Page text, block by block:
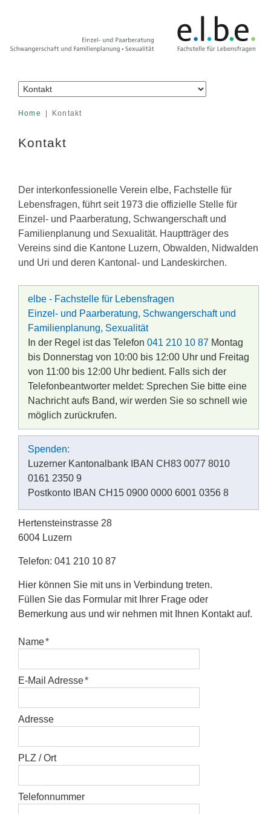
Home Kontakt
Kontakt
Der interkonfessionelle Verein elbe, Fachstelle für
Lebensfragen, führt seit 1973 die offizielle Stelle für
Einzel- und Paarberatung, Schwangerschaft und
Familienplanung und Sexualität. Hauptträger des
Vereins sind die Kantone Luzern, Obwalden, Nidwalden
und Uri und deren Kantonal- und Landeskirchen.
elbe - Fachstelle für Lebensfragen
Einzel- und Paarberatung, Schwangerschaft und
Familienplanung, Sexualität
In der Regel ist das Telefon 041 210 10 87 Montag
bis Donnerstag von 10:00 bis 12:00 Uhr und Freitag
von 11:00 bis 12:00 Uhr bedient. Falls sich der
Telefonbeantworter meldet: Sprechen Sie bitte eine
Nachricht aufs Band, wir werden Sie so schnell wie
möglich zurückrufen.
Spenden:
Luzerner Kantonalbank IBAN CH83 0077 8010
0161 2350 9
Postkonto IBAN CH15 0900 0000 6001 0356 8
Hertensteinstrasse 28
6004 Luzern
Telefon: 041 210 10 87
Hier können Sie mit uns in Verbindung treten.
Füllen Sie das Formular mit Ihrer Frage oder
Bemerkung aus und wir nehmen mit Ihnen Kontakt auf.
Name
E-Mail Adresse
Adresse
PLZ / Ort
Telefonnummer